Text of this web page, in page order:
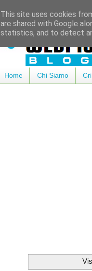
Home Chi Siamo
This site uses cookies
are shared with Google
statistics, and to detect